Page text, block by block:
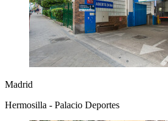
Madrid
Hermosilla - Palacio Deportes